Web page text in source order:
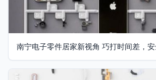
南宁电子零件居家新视角 巧打时间差，